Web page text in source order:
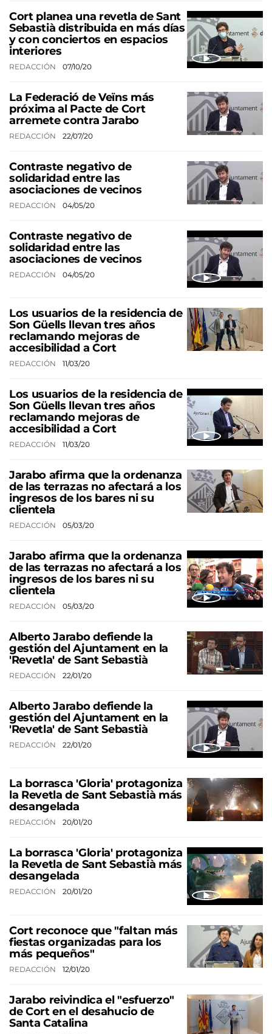
Cort planea una revetla de Sant
Sebastià distribuida en más días
y con conciertos en espacios
interiores
REDACCIÓN 07/10/20
La Federació de Veïns más
próxima al Pacte de Cort
arremete contra Jarabo
REDACCIÓN 22/07/20
Contraste negativo de
solidaridad entre las
asociaciones de vecinos
REDACCIÓN 04/05/20
Contraste negativo de
solidaridad entre las
asociaciones de vecinos
REDACCIÓN 04/05/20
Los usuarios de la residencia de
Son Güells llevan tres años
reclamando mejoras de
accesibilidad a Cort
REDACCIÓN 11/03/20
Los usuarios de la residencia de
Son Güells llevan tres años
reclamando mejoras de
accesibilidad a Cort
REDACCIÓN 11/03/20
Jarabo afirma que la ordenanza
de las terrazas no afectará a los
ingresos de los bares ni su
clientela
REDACCIÓN 05/03/20
Jarabo afirma que la ordenanza
de las terrazas no afectará a los
ingresos de los bares ni su
clientela
REDACCIÓN 05/03/20
Alberto Jarabo defiende la
gestión del Ajuntament en la
'Revetla' de Sant Sebastià
REDACCIÓN 22/01/20
Alberto Jarabo defiende la
gestión del Ajuntament en la
'Revetla' de Sant Sebastià
REDACCIÓN 22/01/20
La borrasca 'Gloria' protagoniza
la Revetla de Sant Sebastià más
desangelada
REDACCIÓN 20/01/20
La borrasca 'Gloria' protagoniza
la Revetla de Sant Sebastià más
desangelada
REDACCIÓN 20/01/20
Cort reconoce que "faltan más
fiestas organizadas para los
más pequeños"
REDACCIÓN 12/01/20
Jarabo reivindica el "esfuerzo"
de Cort en el desahucio de
Santa Catalina